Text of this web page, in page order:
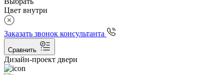
Цвет внутри
Заказать звонок консультанта
Сравнить
Дизайн-проект двери